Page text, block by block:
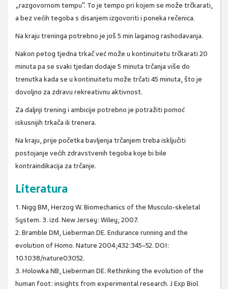
„razgovornom tempu“. To je tempo pri kojem se može trčkarati,
a bez većih tegoba s disanjem izgovoriti i poneka rečenica.
Na kraju treninga potrebno je još 5 min laganog rashodavanja.
Nakon petog tjedna trkač već može u kontinuitetu trčkarati 20
minuta pa se svaki tjedan dodaje 5 minuta trčanja više do
trenutka kada se u kontinuitetu može trčati 45 minuta, što je
dovoljno za zdravu rekreativnu aktivnost.
Za daljnji trening i ambicije potrebno je potražiti pomoć
iskusnijih trkača ili trenera.
Na kraju, prije početka bavljenja trčanjem treba isključiti
postojanje većih zdravstvenih tegoba koje bi bile
kontraindikacija za trčanje.
Literatura
1. Nigg BM, Herzog W. Biomechanics of the Musculo-skeletal
System. 3. izd. New Jersey: Wiley; 2007.
2. Bramble DM, Lieberman DE. Endurance running and the
evolution of Homo. Nature 2004;432:345–52. DOI:
10.1038/nature03052.
3. Holowka NB, Lieberman DE. Rethinking the evolution of the
human foot: insights from experimental research. J Exp Biol